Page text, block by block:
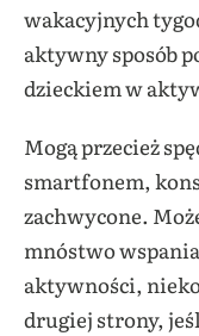
wakacyjnych
aktywny sposób
dzieckiem w
Mogą przecież
smartfonem,
zachwycone.
mnóstwo
aktywności,
drugiej strony,